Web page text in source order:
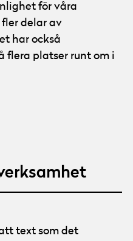
för våra
delar av
har också
flera platser runt om i
Kjelbye
text som det